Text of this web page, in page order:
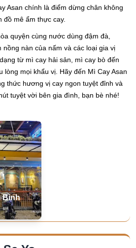
Asan chính là điểm dừng chân không
mê ẩm thực cay.
quyện cùng nước dùng đậm đà,
nàn của nấm và các loại gia vị
từ mì cay hải sản, mì cay bò đến
lòng mọi khẩu vị. Hãy đến Mì Cay Asan
thức hương vị cay ngon tuyệt đỉnh và
tuyệt vời bên gia đình, bạn bè nhé!
Bình